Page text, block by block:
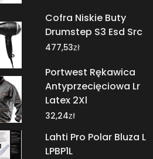
Cofra Niskie Buty
Drumstep S3 Esd Src
477,53zł
Portwest Rękawica
Antyprzecięciowa Lr
Latex 2Xl
32,24zł
Lahti Pro Polar Bluza L
LPBP1L